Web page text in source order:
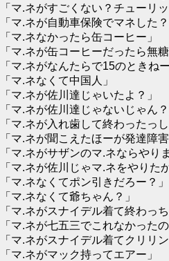
「マ.ネがすごくない？チューリッ
「マ.ネが自動車保険でマネした？
「マ.ネなかったら缶コーヒー」
「マ.ネが缶コーヒーだったら無糖
「マ.ネがなんたらで15のときねー
「マ.ネなくて中国人」
「マ.ネが佐川達じゃいたよ？」
「マ.ネが佐川達じゃないじゃん？
「マ.ネが入れ歯して終わったっし
「マ.ネが聞こえたほーが発達障害
「マ.ネがサザンのマ.ネならやり
「マ.ネが佐川じゃマ.ネをやりた
「マ.ネなくてポン引きだろー？」
「マ.ネなくて爺ちゃん？」
「マ.ネがスナイデル着て終わっ
「マ.ネが七五三でこれなかったの
「マ.ネがスナイデル着てクリリン
「マ.ネがマック持ってエアー」